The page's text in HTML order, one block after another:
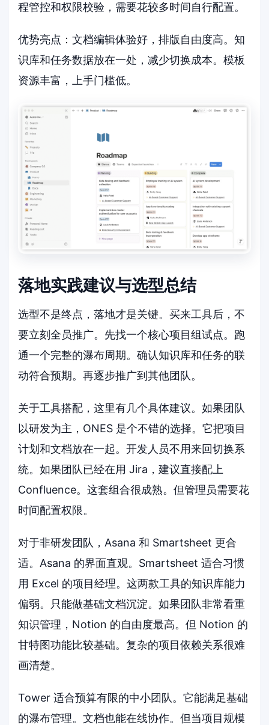
程管控和权限校验，需要花较多时间自行配置。
优势亮点：文档编辑体验好，排版自由度高。知
识库和任务数据放在一处，减少切换成本。模板
资源丰富，上手门槛低。
落地实践建议与选型总结
选型不是终点，落地才是关键。买来工具后，不
要立刻全员推广。先找一个核心项目组试点。跑
通一个完整的瀑布周期。确认知识库和任务的联
动符合预期。再逐步推广到其他团队。
关于工具搭配，这里有几个具体建议。如果团队
以研发为主，ONES 是个不错的选择。它把项目
计划和文档放在一起。开发人员不用来回切换系
统。如果团队已经在用 Jira，建议直接配上
Confluence。这套组合很成熟。但管理员需要花
时间配置权限。
对于非研发团队，Asana 和 Smartsheet 更合
适。Asana 的界面直观。Smartsheet 适合习惯
用 Excel 的项目经理。这两款工具的知识库能力
偏弱。只能做基础文档沉淀。如果团队非常看重
知识管理，Notion 的自由度最高。但 Notion 的
甘特图功能比较基础。复杂的项目依赖关系很难
画清楚。
Tower 适合预算有限的中小团队。它能满足基础
的瀑布管理。文档也能在线协作。但当项目规模